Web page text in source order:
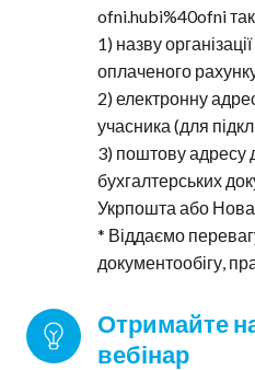
ofni.hubi%40ofni
1) назву
оплаченого
2) електронну
учасника (для
3) поштову адресу
бухгалтерських
Укрпошта або
* Віддаємо
документообігу,
Отримайте
вебінар